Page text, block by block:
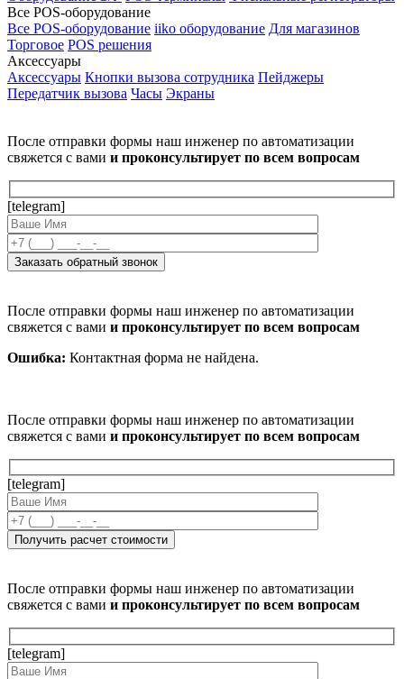
Все POS-оборудование
Все POS-оборудование iiko оборудование Для магазинов
Торговое POS решения
Аксессуары
Аксессуары Кнопки вызова сотрудника Пейджеры
Передатчик вызова Часы Экраны
После отправки формы наш инженер по автоматизации
свяжется с вами и проконсультирует по всем вопросам
[telegram]
После отправки формы наш инженер по автоматизации
свяжется с вами и проконсультирует по всем вопросам
Ошибка: Контактная форма не найдена.
После отправки формы наш инженер по автоматизации
свяжется с вами и проконсультирует по всем вопросам
[telegram]
После отправки формы наш инженер по автоматизации
свяжется с вами и проконсультирует по всем вопросам
[telegram]